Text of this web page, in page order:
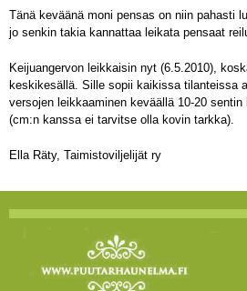
Tänä keväänä moni pensas on niin pahasti
jo senkin takia kannattaa leikata pensaat
Keijuangervon leikkaisin nyt (6.5.2010),
keskikesällä. Sille sopii kaikissa tilanteissa
versojen leikkaaminen keväällä 10-20
(cm:n kanssa ei tarvitse olla kovin tarkka).
Ella Räty, Taimistoviljelijät ry